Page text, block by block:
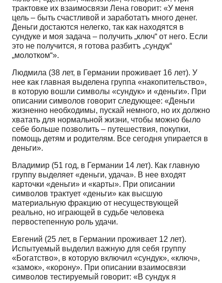
трактовке их взаимосвязи Лена говорит: «У меня
цель – быть счастливой и заработатъ много денег.
Деньги достаются нелегко, так как находятся в
сундуке и моя задача – получить „ключ“ от него. Если
это не получится, я готова разбитъ „сундук“
„молотком“».
Людмила (38 лет, в Германии проживает 16 лет). У
нее как главная выделена группа «накопительство»,
в которую вошли символы «сундук» и «деньги». При
описании символов говорит следующее: «Деньги
жизненно необходимы, пускай немного, но их должно
хватать для нормальной жизни, чтобы можно было
себе больше позволить – путешествия, покупки,
помощь детям и родителям. Все сегодня упирается в
деньги».
Владимир (51 год, в Германии 14 лет). Как главную
группу выделяет «деньги, удача». В нее входят
карточки «деньги» и «карты». При описании
символов трактует «деньги» как высшую
материальную фракцию от несуществующей
реально, но играющей в судьбе человека
первостепенную роль удачи.
Евгений (25 лет, в Германии проживает 12 лет).
Испытуемый выделил важную для себя группу
«Богатство», в которую включил «сундук», «ключ»,
«замок», «корону». При описании взаимосвязи
символов тестируемый говорит: «В сундук я